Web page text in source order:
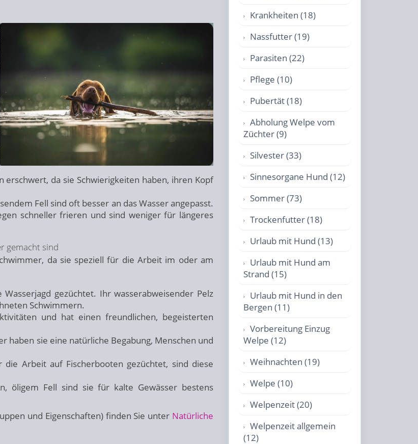
erschwert, da sie Schwierigkeiten haben, ihren Kopf
Fell sind oft besser an das Wasser angepasst.
schneller frieren und sind weniger für längeres
gemacht sind
da sie speziell für die Arbeit im oder am
gezüchtet. Ihr wasserabweisender Pelz
Schwimmern.
und hat einen freundlichen, begeisterten
haben sie eine natürliche Begabung, Menschen und
die Arbeit auf Fischerbooten gezüchtet, sind diese
öligem Fell sind sie für kalte Gewässer bestens
und Eigenschaften) finden Sie unter Natürliche
Krankheiten (18)
Nassfutter (19)
Parasiten (22)
Pflege (10)
Pubertät (18)
Abholung Welpe vom
Züchter (9)
Silvester (33)
Sinnesorgane Hund (12)
Sommer (73)
Trockenfutter (18)
Urlaub mit Hund (13)
Urlaub mit Hund am
Strand (15)
Urlaub mit Hund in den
Bergen (11)
Vorbereitung Einzug
Welpe (12)
Weihnachten (19)
Welpe (10)
Welpenzeit (20)
Welpenzeit allgemein
(12)